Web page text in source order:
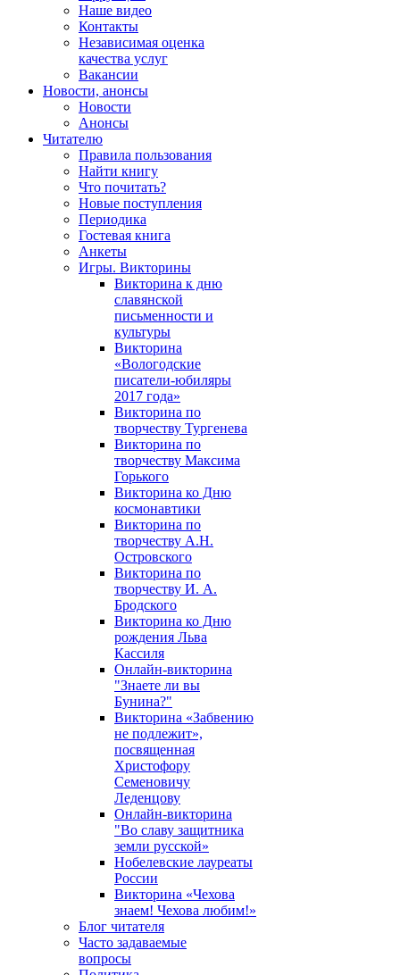
Наше видео
Контакты
Независимая оценка
качества услуг
Вакансии
Новости, анонсы
Новости
Анонсы
Читателю
Правила пользования
Найти книгу
Что почитать?
Новые поступления
Периодика
Гостевая книга
Анкеты
Игры. Викторины
Викторина к дню
славянской
письменности и
культуры
Викторина
«Вологодские
писатели-юбиляры
2017 года»
Викторина по
творчеству Тургенева
Викторина по
творчеству Максима
Горького
Викторина ко Дню
космонавтики
Викторина по
творчеству А.Н.
Островского
Викторина по
творчеству И. А.
Бродского
Викторина ко Дню
рождения Льва
Кассиля
Онлайн-викторина
"Знаете ли вы
Бунина?"
Викторина «Забвению
не подлежит»,
посвященная
Христофору
Семеновичу
Леденцову
Онлайн-викторина
"Во славу защитника
земли русской»
Нобелевские лауреаты
России
Викторина «Чехова
знаем! Чехова любим!»
Блог читателя
Часто задаваемые
вопросы